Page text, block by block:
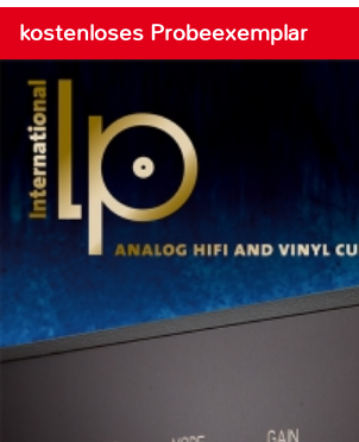
kostenloses Probeexemplar